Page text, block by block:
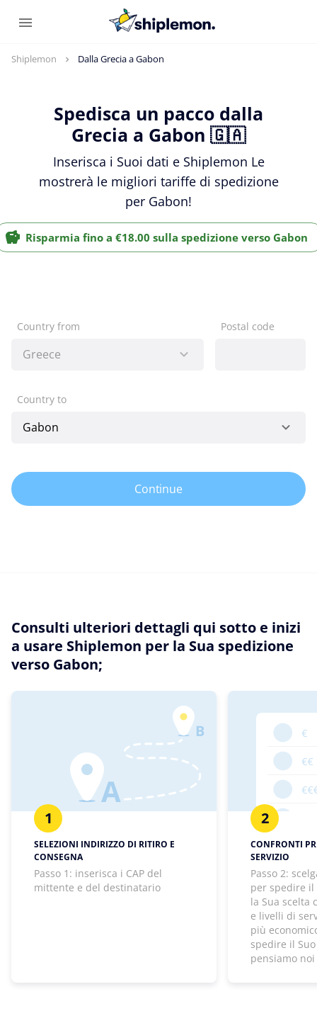
Shiplemon Dalla Grecia a Gabon
Spedisca un pacco dalla
Grecia a Gabon 🇬🇦
Inserisca i Suoi dati e Shiplemon Le
mostrerà le migliori tariffe di spedizione
per Gabon!
Risparmia fino a €18.00 sulla spedizione verso Gabon
Country from Postal code
Country to
Continue
Consulti ulteriori dettagli qui sotto e inizi
a usare Shiplemon per la Sua spedizione
verso Gabon;
1
SELEZIONI INDIRIZZO DI RITIRO E
CONSEGNA
Passo 1: inserisca i CAP del
mittente e del destinatario
2
CONFRONTI
SERVIZIO
Passo 2:
per spedire il
la Sua scelta
e livelli di
più
spedire il Suo
pensiamo noi